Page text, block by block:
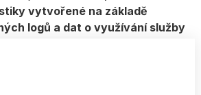
vytvořené na základě
logů a dat o využívání služby
je i způsob, jakým k tomuto